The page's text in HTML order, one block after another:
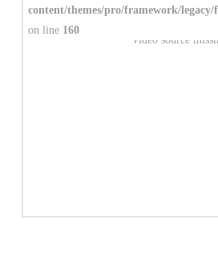
content/themes/pro/framework/
on line 160
Video source